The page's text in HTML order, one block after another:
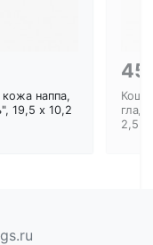
наппа,
19,5 x 10,2
2,5